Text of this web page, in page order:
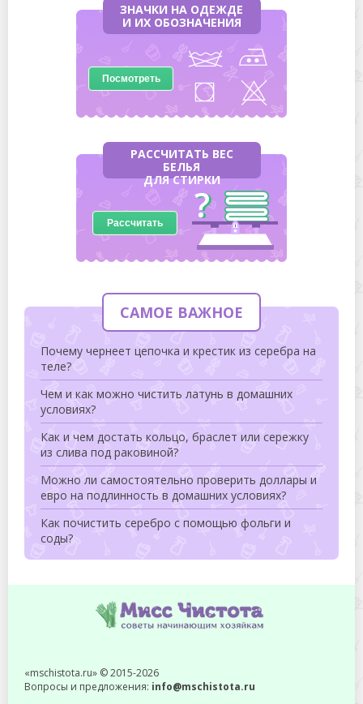
ЗНАЧКИ НА ОДЕЖДЕ
И ИХ ОБОЗНАЧЕНИЯ
Посмотреть
РАССЧИТАТЬ ВЕС
БЕЛЬЯ
ДЛЯ СТИРКИ
Рассчитать
САМОЕ ВАЖНОЕ
Почему чернеет цепочка и крестик из серебра на
теле?
Чем и как можно чистить латунь в домашних
условиях?
Как и чем достать кольцо, браслет или сережку
из слива под раковиной?
Можно ли самостоятельно проверить доллары и
евро на подлинность в домашних условиях?
Как почистить серебро с помощью фольги и
соды?
«mschistota.ru» © 2015-2026
Вопросы и предложения: info@mschistota.ru